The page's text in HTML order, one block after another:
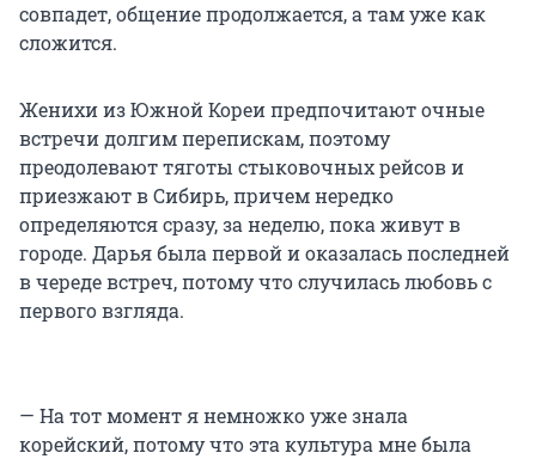
совпадет, общение продолжается, а там уже как
сложится.
Женихи из Южной Кореи предпочитают очные
встречи долгим перепискам, поэтому
преодолевают тяготы стыковочных рейсов и
приезжают в Сибирь, причем нередко
определяются сразу, за неделю, пока живут в
городе. Дарья была первой и оказалась последней
в череде встреч, потому что случилась любовь с
первого взгляда.
— На тот момент я немножко уже знала
корейский, потому что эта культура мне была